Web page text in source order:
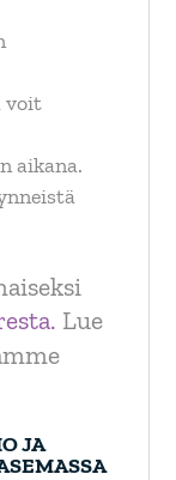
voit
aikana.
Lue
JA